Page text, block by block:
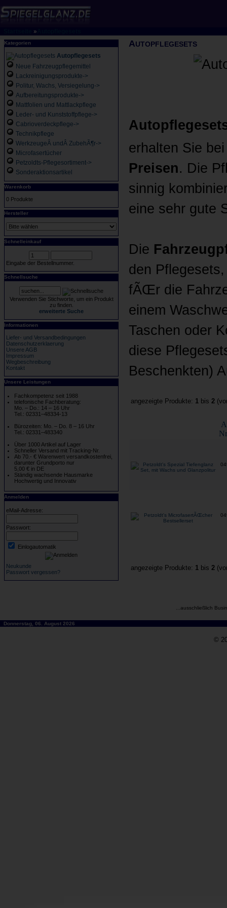
»
Kategorien
Autopflegesets
Neue Fahrzeugpflegemittel
Lackreinigungsprodukte->
Politur, Wachs, Versiegelung->
Aufbereitungsprodukte->
Mattfolien und Mattlackpflege
Leder- und Kunststoffpflege->
Cabrioverdeckpflege->
Technikpflege
WerkzeugeÂ undÂ ZubehÃ¶r->
Microfasertücher
Petzoldts-Pflegesortiment->
Sonderaktionsartikel
Warenkorb
0 Produkte
Hersteller
Schnelleinkauf
Eingabe der Bestellnummer.
Schnellsuche
Verwenden Sie Stichworte, um ein Produkt
zu finden.
erweiterte Suche
Informationen
Liefer- und Versandbedingungen
Datenschutzerklaerung
Unsere AGB
Impressum
Wegbeschreibung
Kontakt
Unsere Leistungen
Fachkompetenz seit 1988
telefonische Fachberatung:
Mo. – Do.: 14 – 16 Uhr
Tel.: 02331–48334-13
Bürozeiten: Mo. – Do. 8 – 16 Uhr
Tel.: 02331–483340
Über 1000 Artikel auf Lager
Schneller Versand mit Tracking-Nr.
Ab 70.- € Warenwert versandkostenfrei,
darunter Grundporto nur
5,00 € in DE
Ständig wachsende Hausmarke
Hochwertig und Innovativ
Anmelden
eMail-Adresse:
Passwort:
Einlogautomatik
Neukunde
Passwort vergessen?
AUTOPFLEGESETS
erhalten Sie
Preisen. Die
sinnig
eine sehr gute
Die
den
fÃŒr die
einem
Taschen oder
diese
Beschenkten)
angezeigte Produkte: 1 bis 2
angezeigte Produkte: 1 bis 2
...ausschließlich
Donnerstag, 06. August 2026
©